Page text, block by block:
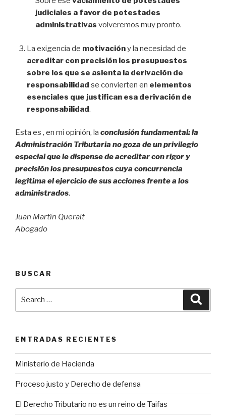
judiciales a favor de potestades
administrativas volveremos muy pronto.
La exigencia de motivacióny la necesidad de
acreditar con precisión los presupuestos
sobre los que se asienta la derivación de
responsabilidad se convierten en elementos
esenciales que justifican esa derivación de
responsabilidad.
Esta es , en mi opinión, la conclusión fundamental: la
Administración Tributaria no goza de un privilegio
especial que le dispense de acreditar con rigor y
precisión los presupuestos cuya concurrencia
legitima el ejercicio de sus acciones frente a los
administrados.
Juan Martín Queralt
Abogado
BUSCAR
ENTRADAS RECIENTES
Ministerio de Hacienda
Proceso justo y Derecho de defensa
El Derecho Tributario no es un reino de Taifas